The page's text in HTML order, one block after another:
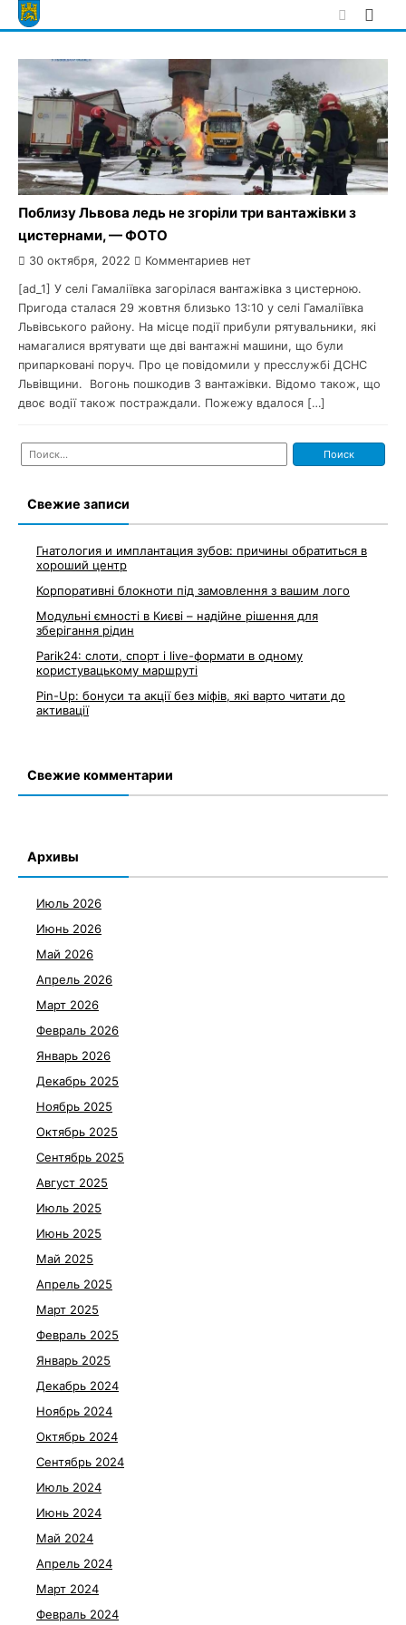
Skip
to
Поблизу Львова ледь не згоріли три вантажівки з
цистернами, — ФОТО
30 октября, 2022 Комментариев нет
[ad_1] У селі Гамаліївка загорілася вантажівка з цистерною.
Пригода сталася 29 жовтня близько 13:10 у селі Гамаліївка
Львівського району. На місце події прибули рятувальники, які
намагалися врятувати ще дві вантажні машини, що були
припарковані поруч. Про це повідомили у пресслужбі ДСНС
Львівщини. Вогонь пошкодив 3 вантажівки. Відомо також, що
двоє водії також постраждали. Пожежу вдалося […]
Найти:
Свежие записи
Гнатология и имплантация зубов: причины обратиться в
хороший центр
Корпоративні блокноти під замовлення з вашим лого
Модульні ємності в Києві – надійне рішення для
зберігання рідин
Parik24: слоти, спорт і live-формати в одному
користувацькому маршруті
Pin-Up: бонуси та акції без міфів, які варто читати до
активації
Свежие комментарии
Архивы
Июль 2026
Июнь 2026
Май 2026
Апрель 2026
Март 2026
Февраль 2026
Январь 2026
Декабрь 2025
Ноябрь 2025
Октябрь 2025
Сентябрь 2025
Август 2025
Июль 2025
Июнь 2025
Май 2025
Апрель 2025
Март 2025
Февраль 2025
Январь 2025
Декабрь 2024
Ноябрь 2024
Октябрь 2024
Сентябрь 2024
Июль 2024
Июнь 2024
Май 2024
Апрель 2024
Март 2024
Февраль 2024